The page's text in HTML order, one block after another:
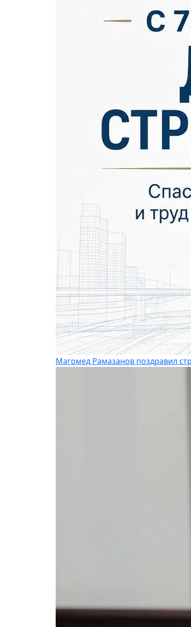
Магомед Рамазанов поздравил